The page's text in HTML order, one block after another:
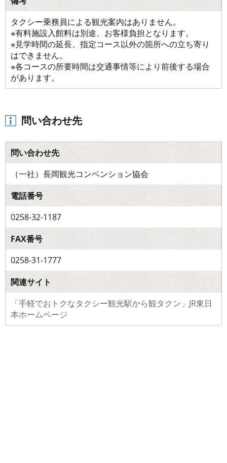
タクシー乗務員による観光案内はありません。
※有料施設入館料は別途、お客様負担となります。
※見学時間の延長、指定コース以外の箇所への立ち寄り
はできません。
※各コースの所要時間は交通事情等により前後する場合
があります。
問い合わせ先
問い合わせ先
（一社）長岡観光コンベンション協会
電話番号
0258-32-1187
FAX番号
0258-31-1777
関連サイト
「手軽でおトクなタクシー観光駅から観タクン」JR東日
本ホームページ